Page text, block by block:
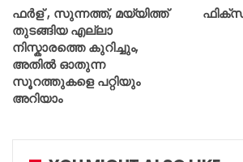
ഫർള് , സുന്നത്ത്, മയ്യിത്ത്
തുടങ്ങിയ എല്ലാ
നിസ്കാരത്തെ കുറിച്ചും,
അതിൽ ഓതുന്ന
സൂറത്തുകളെ പറ്റിയും
അറിയാം